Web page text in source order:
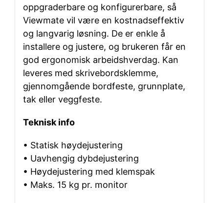
oppgraderbare og konfigurerbare, så
Viewmate vil være en kostnadseffektiv
og langvarig løsning. De er enkle å
installere og justere, og brukeren får en
god ergonomisk arbeidshverdag. Kan
leveres med skrivebordsklemme,
gjennomgående bordfeste, grunnplate,
tak eller veggfeste.
Teknisk info
• Statisk høydejustering
• Uavhengig dybdejustering
• Høydejustering med klemspak
• Maks. 15 kg pr. monitor